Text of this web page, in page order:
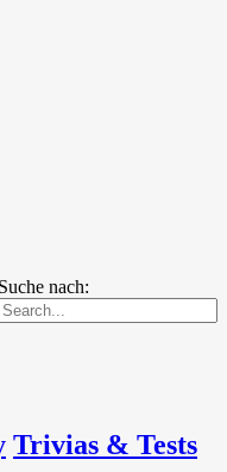
Suche nach:
Trivias & Tests